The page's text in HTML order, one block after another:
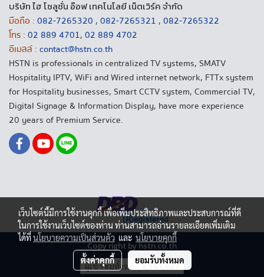
บริษัท ไฮ โซลูชั่น อ๊อฟ เทคโนโลยี เน็ตเวิร์ค จำกัด
มือถือ : 082-7265320 , 082-7265321 , 082-7265322
โทร : 02 889 4701, 02 889 4702
อีเมลล์ : contact@hstn.co.th
HSTN is professionals in centralized TV systems, SMATV
Hospitality IPTV, WiFi and Wired internet network, FTTx system
for Hospitality businesses, Smart CCTV system, Commercial TV,
Digital Signage & Information Display, have more experience
20 years of Premium Service.
Copy right by hstn.co.th
ผู้เข้าชมทั้งหมด3,583,627
เว็บไซต์นี้มีการใช้งานคุกกี้ เพื่อเพิ่มประสิทธิภาพและประสบการณ์ที่ดี
ในการใช้งานเว็บไซต์ของท่าน ท่านสามารถอ่านรายละเอียดเพิ่มเติม
ได้ที่นโยบายความเป็นส่วนตัว และ นโยบายคุกกี้
ตั้งค่าคุกกี้ ยอมรับทั้งหมด